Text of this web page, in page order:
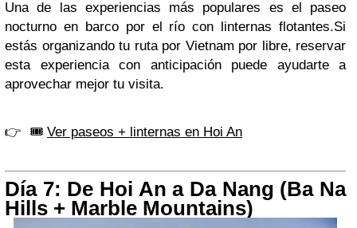
Una de las experiencias más populares es el paseo
nocturno en barco por el río con linternas flotantes.Si
estás organizando tu ruta por Vietnam por libre, reservar
esta experiencia con anticipación puede ayudarte a
aprovechar mejor tu visita.
👉 🎟️ Ver paseos + linternas en Hoi An
Día 7: De Hoi An a Da Nang (Ba Na
Hills + Marble Mountains)